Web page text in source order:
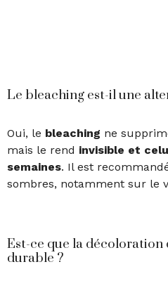
Le bleaching est-il une
Oui, le bleaching ne
mais le rend invisible et
semaines. Il est
sombres, notamment sur le
Est-ce que la décoloration
durable ?